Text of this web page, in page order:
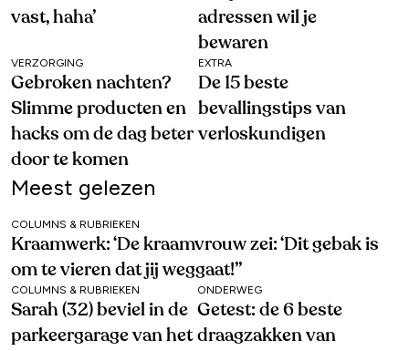
vast, haha’
adressen wil je
bewaren
VERZORGING
Gebroken nachten?
Slimme producten en
hacks om de dag beter
door te komen
EXTRA
De 15 beste
bevallingstips van
verloskundigen
Meest gelezen
COLUMNS & RUBRIEKEN
Kraamwerk: ‘De kraamvrouw zei: ‘Dit gebak is
om te vieren dat jij weggaat!’’
COLUMNS & RUBRIEKEN
Sarah (32) beviel in de
parkeergarage van het
ONDERWEG
Getest: de 6 beste
draagzakken van